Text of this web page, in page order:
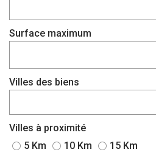
Surface maximum
Villes des biens
Villes à proximité
5 Km
10 Km 15 Km